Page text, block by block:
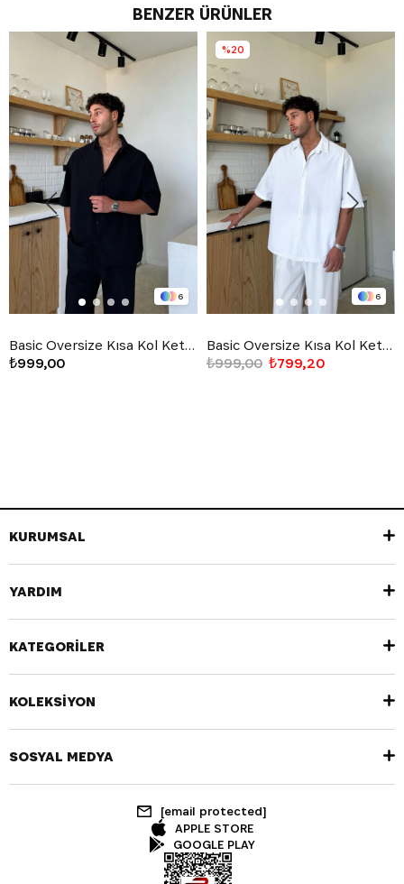
BENZER ÜRÜNLER
6
Basic Oversize Kısa Kol Keten Gömlek Siyah
₺999,00
6
Basic Oversize Kısa Kol Keten Gömlek Beyaz
₺799,20
₺999,00
%20
KURUMSAL
YARDIM
KATEGORİLER
KOLEKSİYON
SOSYAL MEDYA
[email protected]
APPLE STORE
GOOGLE PLAY